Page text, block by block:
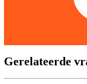
Gerelateerde